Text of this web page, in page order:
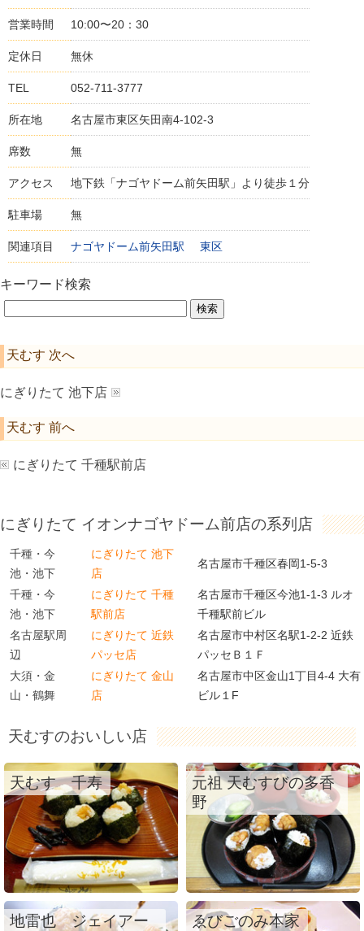
営業時間 10:00〜20：30
定休日 無休
TEL 052-711-3777
所在地 名古屋市東区矢田南4-102-3
席数 無
アクセス 地下鉄「ナゴヤドーム前矢田駅」より徒歩１分
駐車場 無
関連項目 ナゴヤドーム前矢田駅 東区
キーワード検索
天むす 次へ
にぎりたて 池下店
天むす 前へ
にぎりたて 千種駅前店
にぎりたて イオンナゴヤドーム前店の系列店
千種・今
池・池下
にぎりたて 池下
店
名古屋市千種区春岡1-5-3
千種・今
池・池下
にぎりたて 千種
駅前店
名古屋市千種区今池1-1-3 ルオ
千種駅前ビル
名古屋駅周
辺
にぎりたて 近鉄
パッセ店
名古屋市中村区名駅1-2-2 近鉄
パッセＢ１Ｆ
大須・金
山・鶴舞
にぎりたて 金山
店
名古屋市中区金山1丁目4-4 大有
ビル１F
天むすのおいしい店
天むす 千寿
元祖 天むすびの多香
野
地雷也 ジェイアー
ゑびごのみ本家